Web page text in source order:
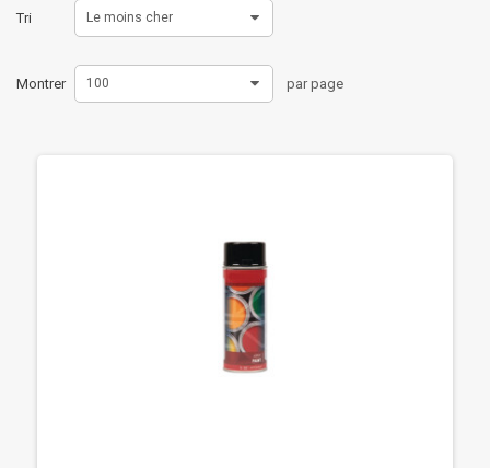
Tri Le moins cher
Montrer 100 par page